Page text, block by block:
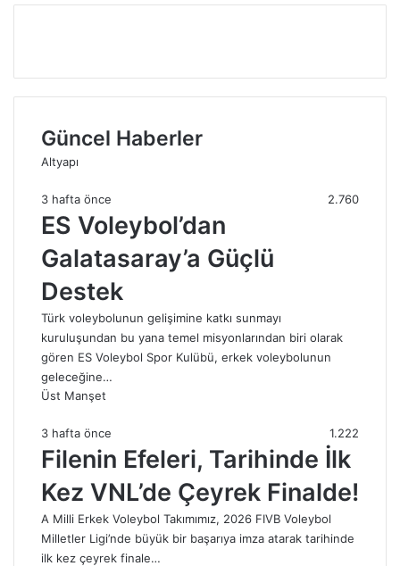
Güncel Haberler
Altyapı
3 hafta önce 2.760
ES Voleybol’dan
Galatasaray’a Güçlü
Destek
Türk voleybolunun gelişimine katkı sunmayı
kuruluşundan bu yana temel misyonlarından biri olarak
gören ES Voleybol Spor Kulübü, erkek voleybolunun
geleceğine…
Üst Manşet
3 hafta önce 1.222
Filenin Efeleri, Tarihinde İlk
Kez VNL’de Çeyrek Finalde!
A Milli Erkek Voleybol Takımımız, 2026 FIVB Voleybol
Milletler Ligi’nde büyük bir başarıya imza atarak tarihinde
ilk kez çeyrek finale…